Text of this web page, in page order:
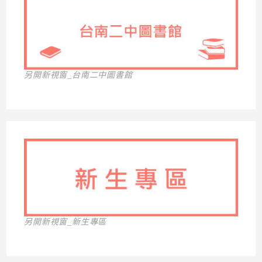
另開新視窗_台南二中圖書館
另開新視窗_新生專區